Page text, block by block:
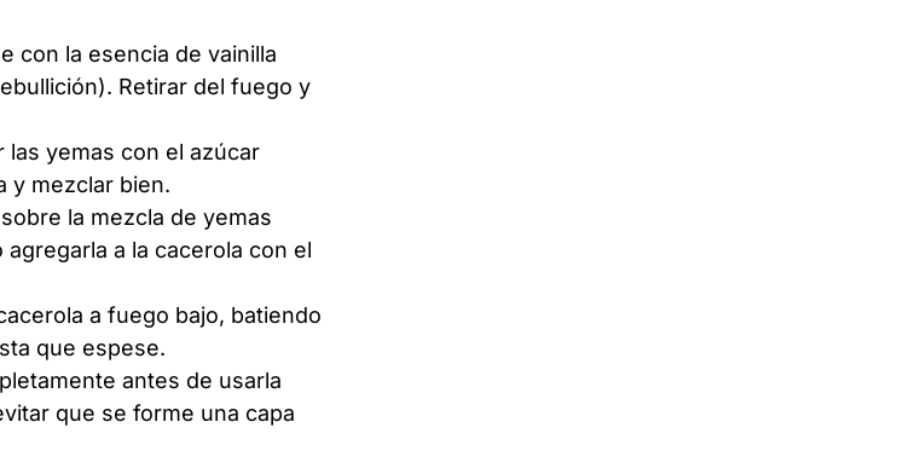
con la esencia de vainilla
Retirar del fuego y
las yemas con el azúcar
y mezclar bien.
la mezcla de yemas
a la cacerola con el
a fuego bajo, batiendo
que espese.
antes de usarla
que se forme una capa